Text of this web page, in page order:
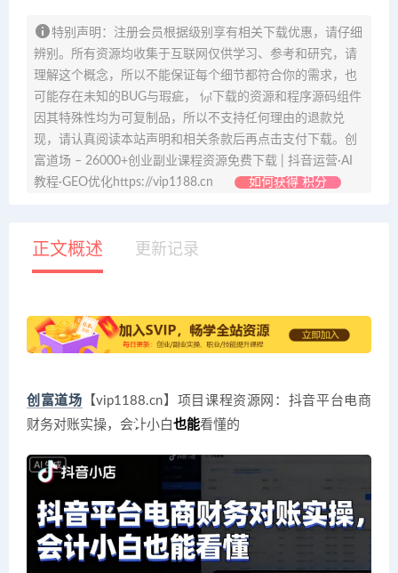
特别声明：注册会员根据级别享有相关下载优惠，请仔细
辨别。所有资源均收集于互联网仅供学习、参考和研究，请
理解这个概念，所以不能保证每个细节都符合你的需求，也
可能存在未知的BUG与瑕疵， 你下载的资源和程序源码组件
因其特殊性均为可复制品，所以不支持任何理由的退款兑
现，请认真阅读本站声明和相关条款后再点击支付下载。创
富道场 – 26000+创业副业课程资源免费下载 | 抖音运营·AI
教程·GEO优化https://vip1188.cn
如何获得 积分
正文概述 更新记录
创富道场 【vip1188.cn】项目课程资源网：抖音平台电商
财务对账实操，会计小白也能看懂的